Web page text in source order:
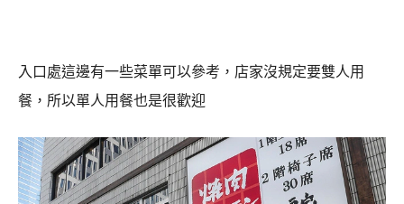
入口處這邊有一些菜單可以參考，店家沒規定要雙人用
餐，所以單人用餐也是很歡迎